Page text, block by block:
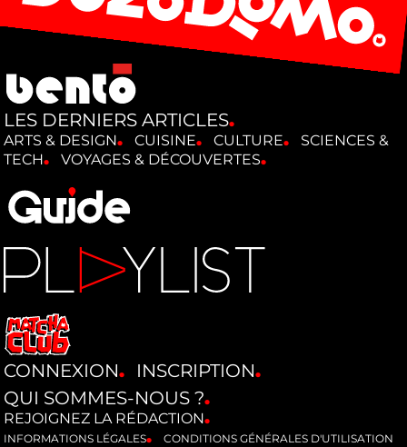
LES DERNIERS ARTICLES
ARTS & DESIGN CUISINE CULTURE
SCIENCES &
TECH
VOYAGES & DÉCOUVERTES
CONNEXION
INSCRIPTION
QUI SOMMES-NOUS ?
REJOIGNEZ LA RÉDACTION
INFORMATIONS LÉGALES CONDITIONS GÉNÉRALES D'UTILISATION